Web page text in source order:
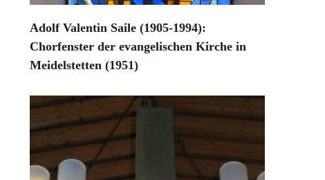
Adolf Valentin Saile (1905-1994):
Chorfenster der evangelischen Kirche in
Meidelstetten (1951)